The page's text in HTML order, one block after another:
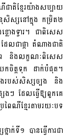
ជាតិខ្មែរយ៉ាងសប្បាយ
សិស្សនៅក្នុង កម្រិត២
ោងទ្វារ។ ជាពិសេស
ែលជាផ្កា តំណាងជាតិ
ព និងលក្ខណៈពិសេស
យកចិត្តទុក ដាក់បំផុត។
ែងរបស់សិស្សច្បង និង
ងៗ ដែលធ្វើឱ្យពួកគេ
ណីខ្មែរតាមរយៈបទ
ទី១ បានធ្វើការជា